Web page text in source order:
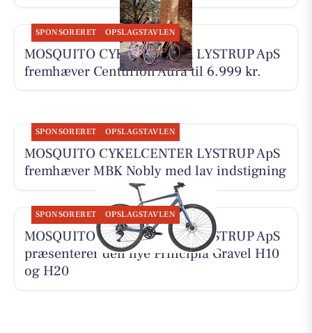
SPONSORERET OPSLAGSTAVLEN
MOSQUITO CYKELCENTER LYSTRUP ApS
fremhæver Centurion Aura til 6.999 kr.
SPONSORERET OPSLAGSTAVLEN
MOSQUITO CYKELCENTER LYSTRUP ApS
fremhæver MBK Nobly med lav indstigning
SPONSORERET OPSLAGSTAVLEN
MOSQUITO CYKELCENTER LYSTRUP ApS
præsenterer den nye Principia Gravel H10
og H20